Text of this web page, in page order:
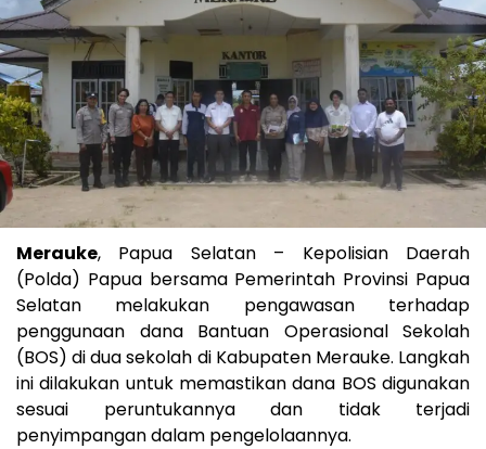
Merauke, Papua Selatan – Kepolisian Daerah
(Polda) Papua bersama Pemerintah Provinsi Papua
Selatan melakukan pengawasan terhadap
penggunaan dana Bantuan Operasional Sekolah
(BOS) di dua sekolah di Kabupaten Merauke. Langkah
ini dilakukan untuk memastikan dana BOS digunakan
sesuai peruntukannya dan tidak terjadi
penyimpangan dalam pengelolaannya.